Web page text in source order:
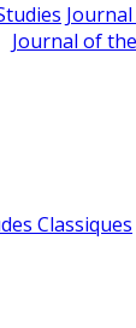
Journal of
Classiques